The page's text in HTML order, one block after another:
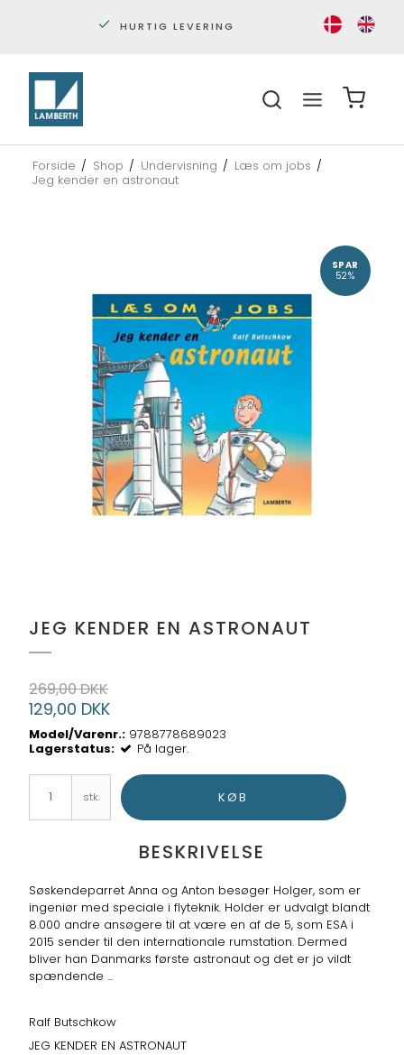
PERSONLIG KUNDESERVICE
Forside / Shop / Undervisning / Læs om jobs /
Jeg kender en astronaut
SPAR
52%
JEG KENDER EN ASTRONAUT
269,00 DKK
129,00 DKK
Model/Varenr.: 9788778689023
Lagerstatus:
På lager.
stk. KØB
BESKRIVELSE
Søskendeparret Anna og Anton besøger Holger, som er
ingeniør med speciale i flyteknik. Holder er udvalgt blandt
8.000 andre ansøgere til at være en af de 5, som ESA i
2015 sender til den internationale rumstation. Dermed
bliver han Danmarks første astronaut og det er jo vildt
spændende ...
Ralf Butschkow
JEG KENDER EN ASTRONAUT